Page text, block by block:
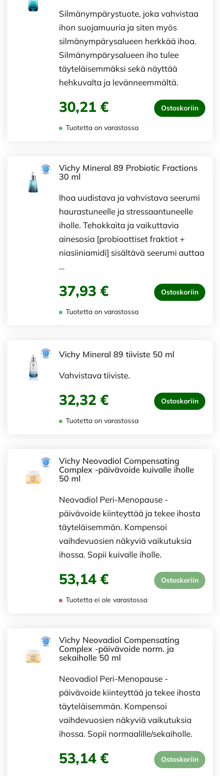
Silmänympärystuote, joka vahvistaa
ihon suojamuuria ja siten myös
silmänympärysalueen herkkää ihoa.
Silmänympärysalueen iho tulee
täyteläisemmäksi sekä näyttää
hehkuvalta ja levänneemmältä.
30,21 € Ostoskoriin
Tuotetta on varastossa
Vichy Mineral 89 Probiotic Fractions
30 ml
Ihoa uudistava ja vahvistava seerumi
haurastuneelle ja stressaantuneelle
iholle. Tehokkaita ja vaikuttavia
ainesosia [probioottiset fraktiot +
niasiiniamidi] sisältävä seerumi auttaa
…
37,93 € Ostoskoriin
Tuotetta on varastossa
Vichy Mineral 89 tiiviste 50 ml
Vahvistava tiiviste.
32,32 € Ostoskoriin
Tuotetta on varastossa
Vichy Neovadiol Compensating
Complex -päivävoide kuivalle iholle
50 ml
Neovadiol Peri-Menopause -
päivävoide kiinteyttää ja tekee ihosta
täyteläisemmän. Kompensoi
vaihdevuosien näkyviä vaikutuksia
ihossa. Sopii kuivalle iholle.
53,14 € Ostoskoriin
Tuotetta ei ole varastossa
Vichy Neovadiol Compensating
Complex -päivävoide norm. ja
sekaiholle 50 ml
Neovadiol Peri-Menopause -
päivävoide kiinteyttää ja tekee ihosta
täyteläisemmän. Kompensoi
vaihdevuosien näkyviä vaikutuksia
ihossa. Sopii normaalille/sekaiholle.
53,14 € Ostoskoriin